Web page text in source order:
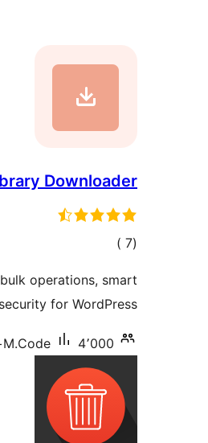
Downloader
(7
إجمالي)
operations, smart
for WordPress
M.Code 4٬000+ تنصيب نشط